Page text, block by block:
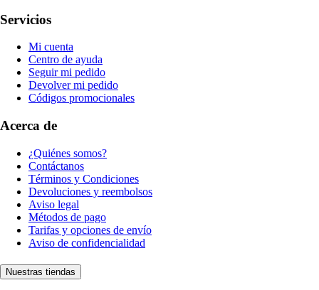
Servicios
Mi cuenta
Centro de ayuda
Seguir mi pedido
Devolver mi pedido
Códigos promocionales
Acerca de
¿Quiénes somos?
Contáctanos
Términos y Condiciones
Devoluciones y reembolsos
Aviso legal
Métodos de pago
Tarifas y opciones de envío
Aviso de confidencialidad
Nuestras tiendas